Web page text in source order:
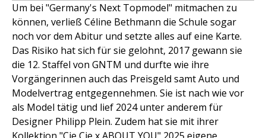
Um bei "Germany's Next Topmodel" mitmachen zu
können, verließ Céline Bethmann die Schule sogar
noch vor dem Abitur und setzte alles auf eine Karte.
Das Risiko hat sich für sie gelohnt, 2017 gewann sie
die 12. Staffel von GNTM und durfte wie ihre
Vorgängerinnen auch das Preisgeld samt Auto und
Modelvertrag entgegennehmen. Sie ist nach wie vor
als Model tätig und lief 2024 unter anderem für
Designer Philipp Plein. Zudem hat sie mit ihrer